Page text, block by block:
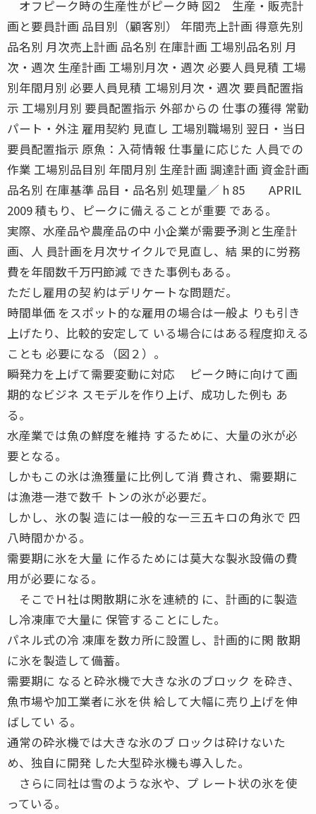
オフピーク時の生産性がピーク時 図2 生産・販売計
画と要員計画 品目別（顧客別） 年間売上計画 得意先別
品名別 月次売上計画 品名別 在庫計画 工場別品名別 月
次・週次 生産計画 工場別月次・週次 必要人員見積 工場
別年間月別 必要人員見積 工場別月次・週次 要員配置指
示 工場別月別 要員配置指示 外部からの 仕事の獲得 常勤
パート・外注 雇用契約 見直し 工場別職場別 翌日・当日
要員配置指示 原魚：入荷情報 仕事量に応じた 人員での
作業 工場別品目別 年間月別 生産計画 調達計画 資金計画
品名別 在庫基準 品目・品名別 処理量／ h 85 APRIL
2009 積もり、ピークに備えることが重要 である。
実際、水産品や農産品の中 小企業が需要予測と生産計
画、人 員計画を月次サイクルで見直し、結 果的に労務
費を年間数千万円節減 できた事例もある。
ただし雇用の契 約はデリケートな問題だ。
時間単価 をスポット的な雇用の場合は一般よ りも引き
上げたり、比較的安定して いる場合にはある程度抑える
ことも 必要になる（図２）。
瞬発力を上げて需要変動に対応 ピーク時に向けて画
期的なビジネ スモデルを作り上げ、成功した例も あ
る。
水産業では魚の鮮度を維持 するために、大量の氷が必
要となる。
しかもこの氷は漁獲量に比例して消 費され、需要期に
は漁港一港で数千 トンの氷が必要だ。
しかし、氷の製 造には一般的な一三五キロの角氷で 四
八時間かかる。
需要期に氷を大量 に作るためには莫大な製氷設備の費
用が必要になる。
そこでＨ社は閑散期に氷を連続的 に、計画的に製造
し冷凍庫で大量に 保管することにした。
パネル式の冷 凍庫を数カ所に設置し、計画的に閑 散期
に氷を製造して備蓄。
需要期に なると砕氷機で大きな氷のブロック を砕き、
魚市場や加工業者に氷を供 給して大幅に売り上げを伸
ばしてい る。
通常の砕氷機では大きな氷のブ ロックは砕けないた
め、独自に開発 した大型砕氷機も導入した。
さらに同社は雪のような氷や、プ レート状の氷を使
っている。